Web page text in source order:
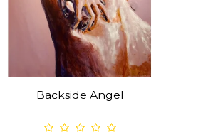
Backside Angel